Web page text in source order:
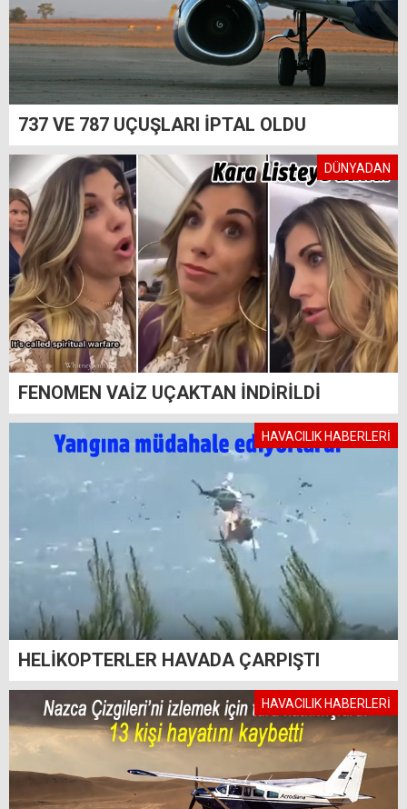
737 VE 787 UÇUŞLARI İPTAL OLDU
DÜNYADAN
FENOMEN VAİZ UÇAKTAN İNDİRİLDİ
HAVACILIK HABERLERİ
HELİKOPTERLER HAVADA ÇARPIŞTI
HAVACILIK HABERLERİ